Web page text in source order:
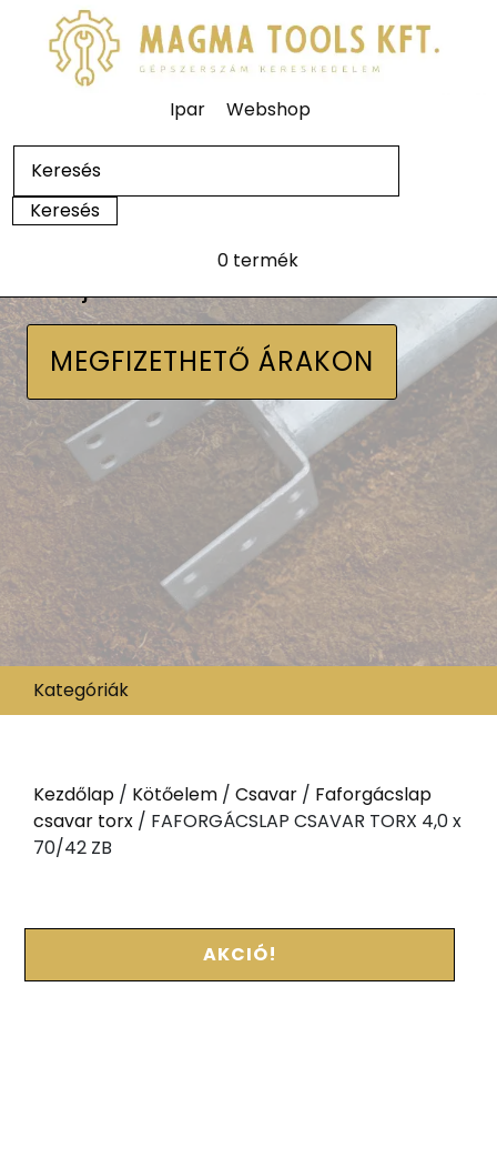
Ipar Webshop
0 termék
MEGFIZETHETŐ ÁRAKON
Kategóriák
Kezdőlap / Kötőelem / Csavar / Faforgácslap
csavar torx / FAFORGÁCSLAP CSAVAR TORX 4,0 x
70/42 ZB
AKCIÓ!